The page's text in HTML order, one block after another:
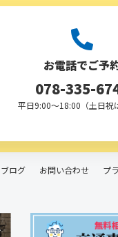
お電話でご予
078-335-
平日9:00～18:00（土日祝
ブログ お問い合わせ プ